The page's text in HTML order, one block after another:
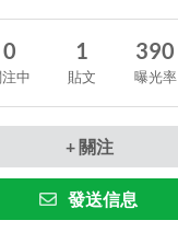
0
中
1
貼文
390
曝光率
+ 關注
發送信息